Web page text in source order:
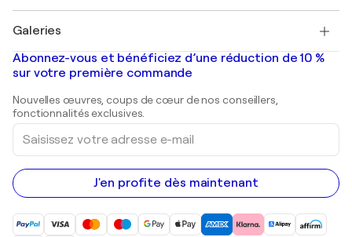
Banksy
Mr. Brainwash
Shepard Fairey
Tableaux abstraits à vendre
Peintures de paysage
Estampes
Peintures acryliques
Galeries
Galeries d'art en France
Galeries d'art en Belgique
Abonnez-vous et bénéficiez d’une réduction de 10 %
sur votre première commande
Nouvelles œuvres, coups de cœur de nos conseillers,
fonctionnalités exclusives.
Saisissez
votre
adresse
e-
mail
J'en profite dès maintenant